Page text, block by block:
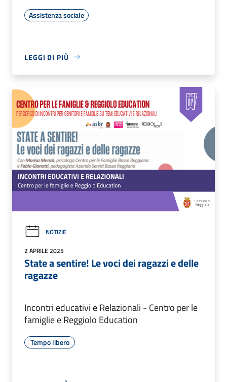
Assistenza sociale
LEGGI DI PIÙ
NOTIZIE
2 APRILE 2025
State a sentire! Le voci dei ragazzi e delle
ragazze
Incontri educativi e Relazionali - Centro per le
famiglie e Reggiolo Education
Tempo libero